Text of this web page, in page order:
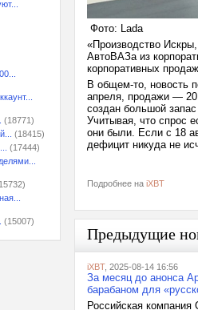
(18771)
(18415)
(17444)
(15007)
Фото: Lada
«Производство
АвтоВАЗа из
корпоративных
В общем-то, новость
апреля, продажи —
создан большой
Учитывая, что спрос
они были. Если с 18
дефицит никуда не
Подробнее на iXBT
Предыдущие
iXBT, 2025-08-14 16:56
За месяц до анонса
барабаном для
Российская компания